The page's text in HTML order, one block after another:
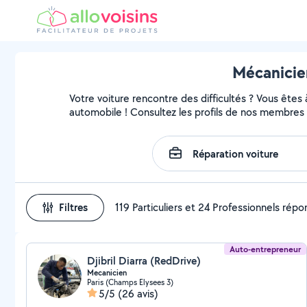
Votre voiture rencontre des difficultés ? Vous
automobile ! Consultez les profils de nos
Filtres 119 Particuliers et 24 Professionnels
Auto-entrepreneur
Djibril Diarra (RedDrive)
Mecanicien
Paris (Champs Elysees 3)
5/5 (26 avis)